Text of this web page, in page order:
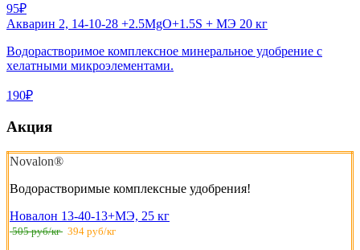
95₽
Акварин 2, 14-10-28 +2.5MgO+1.5S + МЭ 20 кг
Водорастворимое комплексное минеральное удобрение с
хелатными микроэлементами.
190₽
Акция
Novalon®
Водорастворимые комплексные удобрения!
Новалон 13-40-13+МЭ, 25 кг
505 руб/кг 394 руб/кг